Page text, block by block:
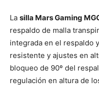
La silla Mars Gaming
respaldo de malla
integrada en el respaldo
resistente y ajustes en
bloqueo de 90º del
regulación en altura de